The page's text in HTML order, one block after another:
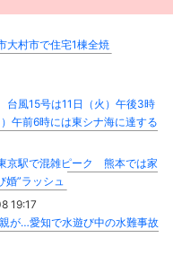
村市で住宅1棟全焼
台風15号は11日（火）午後3時
午前6時には東シナ海に達する
京駅で混雑ピーク 熊本では家
”ラッシュ
19:17
が…愛知で水遊び中の水難事故